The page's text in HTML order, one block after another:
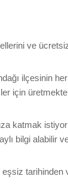
ve
ilçesinin
için
katmak
bilgi alabilir